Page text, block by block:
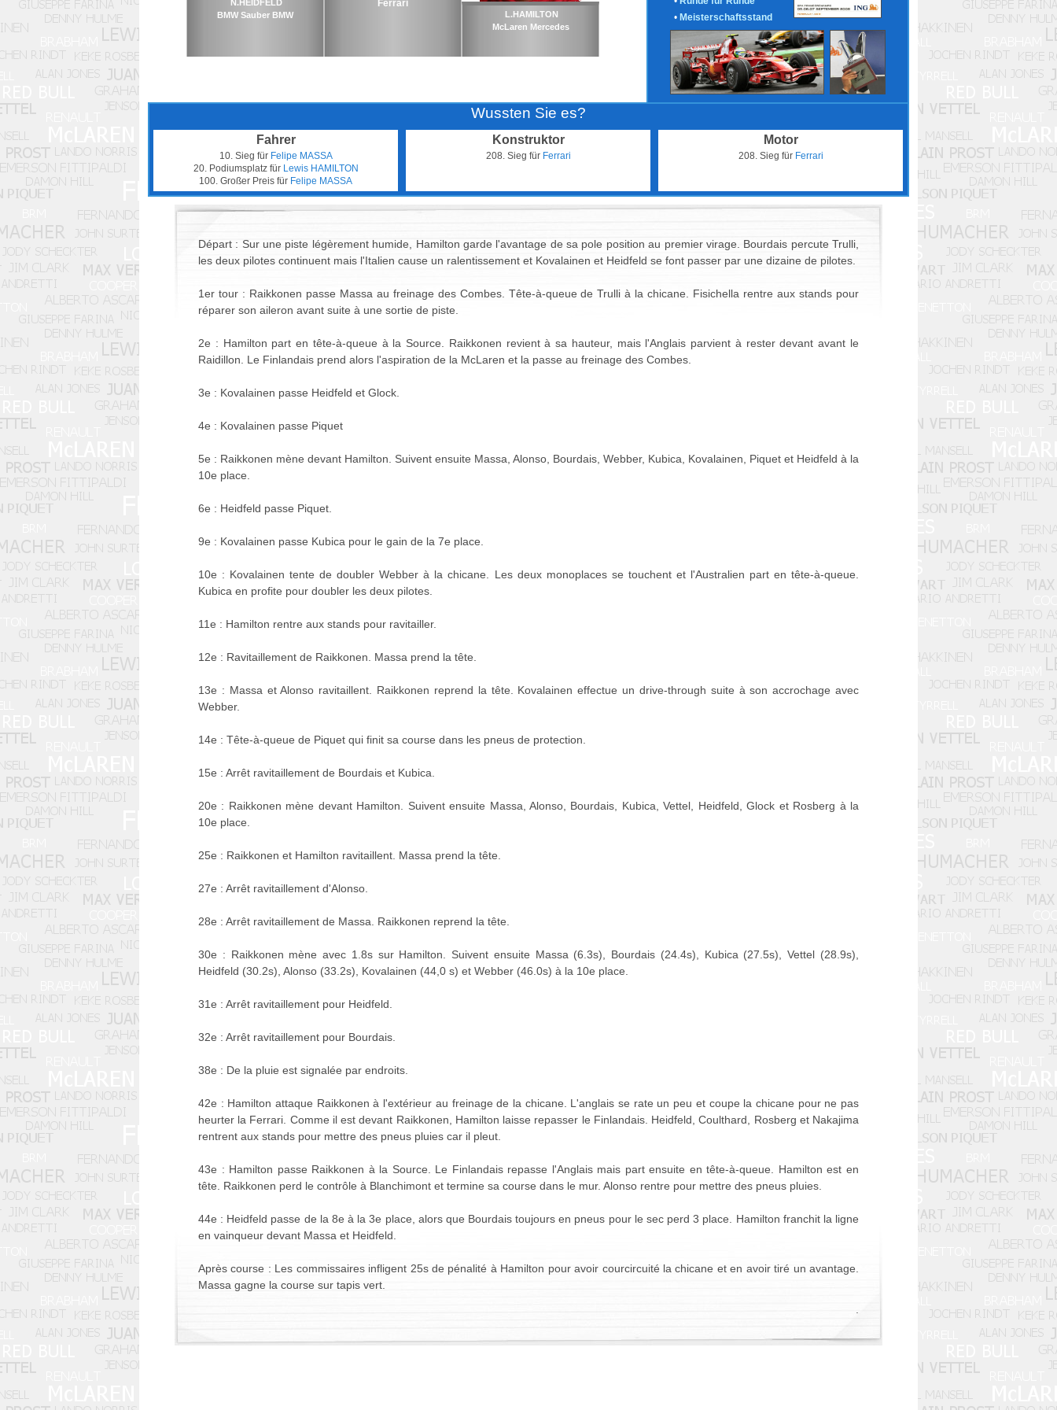
N.HEIDFELD
BMW Sauber BMW
Ferrari
L.HAMILTON
McLaren Mercedes
• Meisterschaftsstand
Wussten Sie es?
Fahrer
10. Sieg für Felipe MASSA
20. Podiumsplatz für Lewis HAMILTON
100. Großer Preis für Felipe MASSA
Konstruktor
208. Sieg für Ferrari
Motor
208. Sieg für Ferrari
Départ : Sur une piste légèrement humide, Hamilton garde l'avantage de sa pole position au premier virage. Bourdais percute Trulli,
les deux pilotes continuent mais l'Italien cause un ralentissement et Kovalainen et Heidfeld se font passer par une dizaine de pilotes.
1er tour : Raikkonen passe Massa au freinage des Combes. Tête-à-queue de Trulli à la chicane. Fisichella rentre aux stands pour
réparer son aileron avant suite à une sortie de piste.
2e : Hamilton part en tête-à-queue à la Source. Raikkonen revient à sa hauteur, mais l'Anglais parvient à rester devant avant le
Raidillon. Le Finlandais prend alors l'aspiration de la McLaren et la passe au freinage des Combes.
3e : Kovalainen passe Heidfeld et Glock.
4e : Kovalainen passe Piquet
5e : Raikkonen mène devant Hamilton. Suivent ensuite Massa, Alonso, Bourdais, Webber, Kubica, Kovalainen, Piquet et Heidfeld à la
10e place.
6e : Heidfeld passe Piquet.
9e : Kovalainen passe Kubica pour le gain de la 7e place.
10e : Kovalainen tente de doubler Webber à la chicane. Les deux monoplaces se touchent et l'Australien part en tête-à-queue.
Kubica en profite pour doubler les deux pilotes.
11e : Hamilton rentre aux stands pour ravitailler.
12e : Ravitaillement de Raikkonen. Massa prend la tête.
13e : Massa et Alonso ravitaillent. Raikkonen reprend la tête. Kovalainen effectue un drive-through suite à son accrochage avec
Webber.
14e : Tête-à-queue de Piquet qui finit sa course dans les pneus de protection.
15e : Arrêt ravitaillement de Bourdais et Kubica.
20e : Raikkonen mène devant Hamilton. Suivent ensuite Massa, Alonso, Bourdais, Kubica, Vettel, Heidfeld, Glock et Rosberg à la
10e place.
25e : Raikkonen et Hamilton ravitaillent. Massa prend la tête.
27e : Arrêt ravitaillement d'Alonso.
28e : Arrêt ravitaillement de Massa. Raikkonen reprend la tête.
30e : Raikkonen mène avec 1.8s sur Hamilton. Suivent ensuite Massa (6.3s), Bourdais (24.4s), Kubica (27.5s), Vettel (28.9s),
Heidfeld (30.2s), Alonso (33.2s), Kovalainen (44,0 s) et Webber (46.0s) à la 10e place.
31e : Arrêt ravitaillement pour Heidfeld.
32e : Arrêt ravitaillement pour Bourdais.
38e : De la pluie est signalée par endroits.
42e : Hamilton attaque Raikkonen à l'extérieur au freinage de la chicane. L'anglais se rate un peu et coupe la chicane pour ne pas
heurter la Ferrari. Comme il est devant Raikkonen, Hamilton laisse repasser le Finlandais. Heidfeld, Coulthard, Rosberg et Nakajima
rentrent aux stands pour mettre des pneus pluies car il pleut.
43e : Hamilton passe Raikkonen à la Source. Le Finlandais repasse l'Anglais mais part ensuite en tête-à-queue. Hamilton est en
tête. Raikkonen perd le contrôle à Blanchimont et termine sa course dans le mur. Alonso rentre pour mettre des pneus pluies.
44e : Heidfeld passe de la 8e à la 3e place, alors que Bourdais toujours en pneus pour le sec perd 3 place. Hamilton franchit la ligne
en vainqueur devant Massa et Heidfeld.
Après course : Les commissaires infligent 25s de pénalité à Hamilton pour avoir courcircuité la chicane et en avoir tiré un avantage.
Massa gagne la course sur tapis vert.